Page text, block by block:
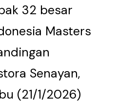
32 besar
Masters
Senayan,
(21/1/2026)